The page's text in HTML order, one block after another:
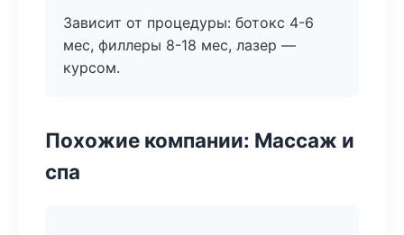
Зависит от процедуры: ботокс 4-6
мес, филлеры 8-18 мес, лазер —
курсом.
Похожие компании: Массаж и
спа